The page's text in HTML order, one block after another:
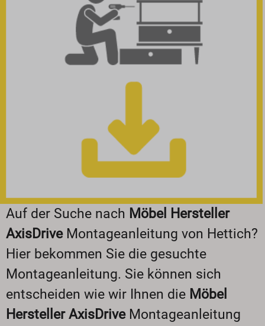
Auf der Suche nach Möbel Hersteller
AxisDriveMontageanleitung von Hettich?
Hier bekommen Sie die gesuchte
Montageanleitung. Sie können sich
entscheiden wie wir Ihnen die Möbel
Hersteller AxisDriveMontageanleitung